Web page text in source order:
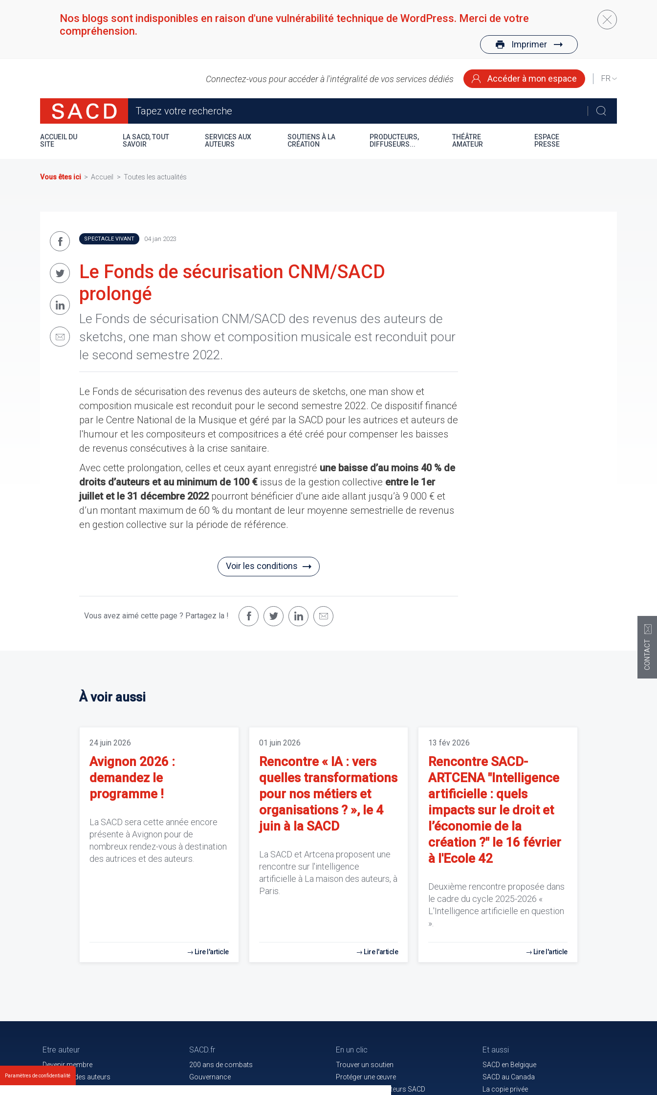
Nos blogs sont indisponibles en raison d'une vulnérabilité technique de WordPress. Merci de votre
compréhension.
Connectez-vous pour accéder à l'intégralité de vos services dédiés Accéder à mon espace
SELECT
LANGUAGE
ACCUEIL DU
SITE
LA SACD, TOUT
SAVOIR
SERVICES AUX
AUTEURS
SOUTIENS À LA
CRÉATION
PRODUCTEURS,
DIFFUSEURS...
THÉÂTRE
AMATEUR
ESPACE
PRESSE
Vous êtes ici Accueil Toutes les actualités
SPECTACLE VIVANT 04 jan 2023
Le Fonds de sécurisation CNM/SACD
prolongé
Le Fonds de sécurisation CNM/SACD des revenus des auteurs de
sketchs, one man show et composition musicale est reconduit pour
le second semestre 2022.
Le Fonds de sécurisation des revenus des auteurs de sketchs, one man show et
composition musicale est reconduit pour le second semestre 2022. Ce dispositif financé
par le Centre National de la Musique et géré par la SACD pour les autrices et auteurs de
l'humour et les compositeurs et compositrices a été créé pour compenser les baisses
de revenus consécutives à la crise sanitaire.
Avec cette prolongation, celles et ceux ayant enregistré une baisse d’au moins 40 % de
droits d’auteurs et au minimum de 100 € issus de la gestion collective entre le 1er
juillet et le 31 décembre 2022pourront bénéficier d'une aide allant jusqu’à 9 000 € et
d’un montant maximum de 60 % du montant de leur moyenne semestrielle de revenus
en gestion collective sur la période de référence.
Voir les conditions
Vous avez aimé cette page ? Partagez la !
Imprimer
À voir aussi
24 juin 2026
Avignon 2026 :
demandez le
programme !
La SACD sera cette année encore
présente à Avignon pour de
nombreux rendez-vous à destination
des autrices et des auteurs.
Lire l'article
01 juin 2026
Rencontre « IA : vers
quelles transformations
pour nos métiers et
organisations ? », le 4
juin à la SACD
La SACD et Artcena proposent une
rencontre sur l'intelligence
artificielle à La maison des auteurs, à
Paris.
Lire l'article
13 fév 2026
Rencontre SACD-
ARTCENA "Intelligence
artificielle : quels
impacts sur le droit et
l’économie de la
création ?" le 16 février
à l'Ecole 42
Deuxième rencontre proposée dans
le cadre du cycle 2025-2026 «
L'Intelligence artificielle en question
».
Lire l'article
Etre auteur
Devenir membre
Les droits des auteurs
SACD.fr
200 ans de combats
Gouvernance
En un clic
Trouver un soutien
Protéger une œuvre
La maison des auteurs SACD
Et aussi
SACD en Belgique
SACD au Canada
La copie privée
CONTACT
Paramètres de confidentialité